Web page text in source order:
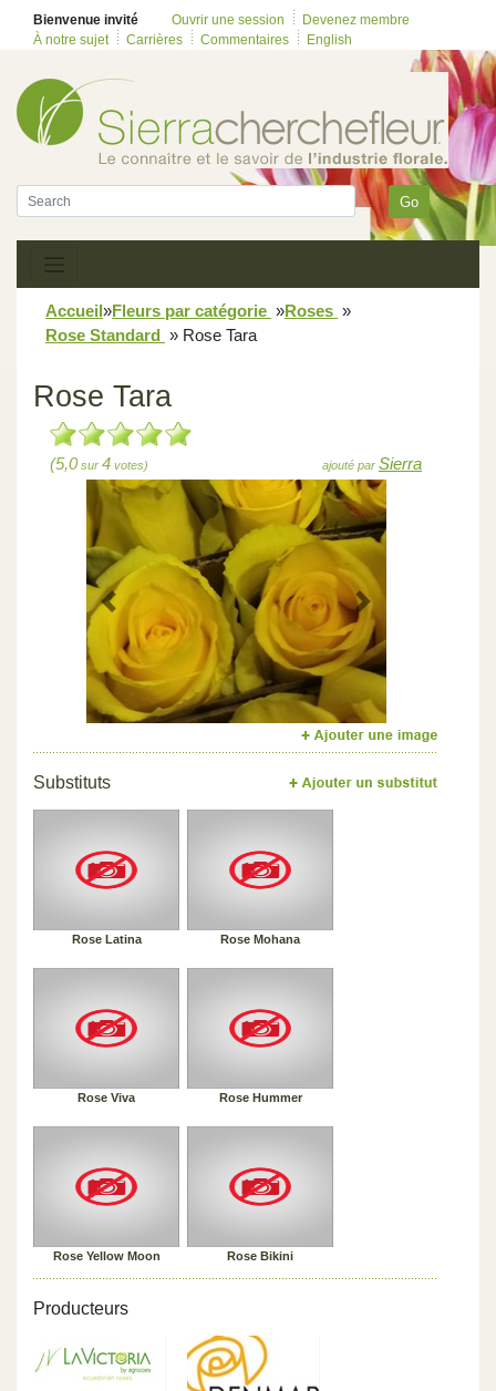
Bienvenue invité Ouvrir une session
Devenez membre
À notre sujet
Carrières Commentaires English
Go
Accueil»Fleurs par catégorie »Roses »
Rose Standard » Rose Tara
Rose Tara
(5,0sur 4 votes) ajouté par Sierra
Previous Next
Substituts
Rose Latina Rose Mohana
Rose Viva Rose Hummer
Rose Yellow Moon Rose Bikini
Producteurs